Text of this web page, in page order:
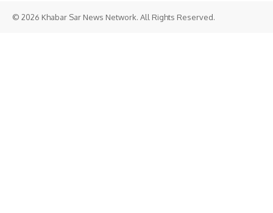
© 2026 Khabar Sar News Network. All Rights Reserved.